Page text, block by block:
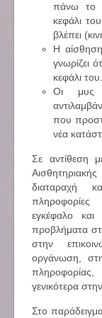
πάνω το
κεφάλι
βλέπει
Η
γνωρίζει
κεφάλι του.
Οι μυς
που
νέα
Σε αντίθεση
διαταραχή
εγκέφαλο
προβλήματα
στην
οργάνωση,
γενικότερα
Στο